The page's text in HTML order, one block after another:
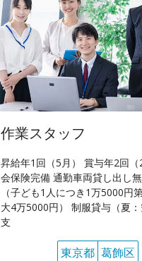
作業スタッフ
昇給年1回（5月） 賞与年2回
会保険完備 通勤車両貸し出し
（子ども1人につき1万5000円
大4万5000円） 制服貸与（夏
支
東京都 葛飾区